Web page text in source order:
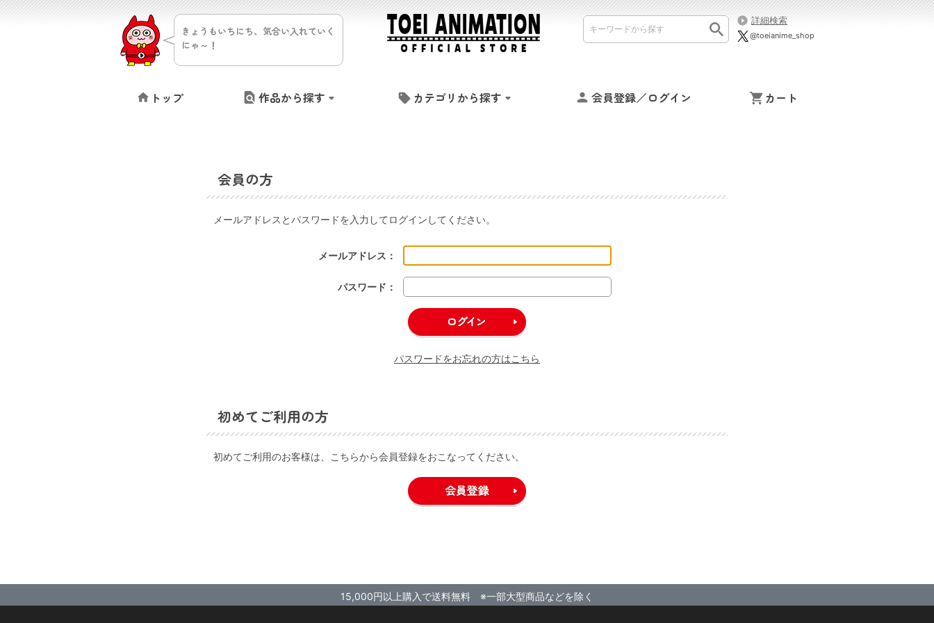
きょうもいちにち、気合い入れていく
にゃ～！
詳細検索
@toeianime_shop
トップ 作品から探す カテゴリから探す 会員登録／ログイン カート
会員の方
メールアドレスとパスワードを入力してログインしてください。
メールアドレス：
パスワード：
パスワードをお忘れの方はこちら
初めてご利用の方
初めてご利用のお客様は、こちらから会員登録をおこなってください。
15,000円以上購入で送料無料 ※一部大型商品などを除く